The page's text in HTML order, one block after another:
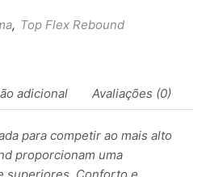
, Top Flex Rebound
adicional Avaliações (0)
para competir ao mais alto
proporcionam uma